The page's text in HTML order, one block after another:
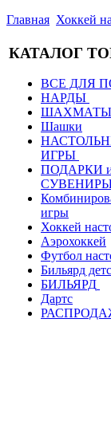
Главная Хоккей
КАТАЛОГ
ВСЕ ДЛЯ
НАРДЫ
ШАХМАТЫ
Шашки
ИГРЫ
ПОДАРКИ
игры
Хоккей
Аэрохоккей
Футбол
Бильярд
БИЛЬЯРД
Дартс